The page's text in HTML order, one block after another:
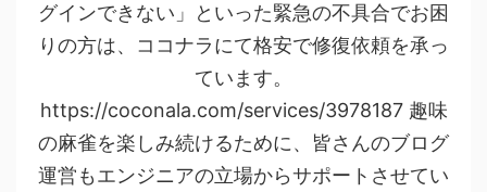
グインできない」といった緊急の不具合でお困
りの方は、ココナラにて格安で修復依頼を承っ
ています。
https://coconala.com/services/3978187 趣味
の麻雀を楽しみ続けるために、皆さんのブログ
運営もエンジニアの立場からサポートさせてい